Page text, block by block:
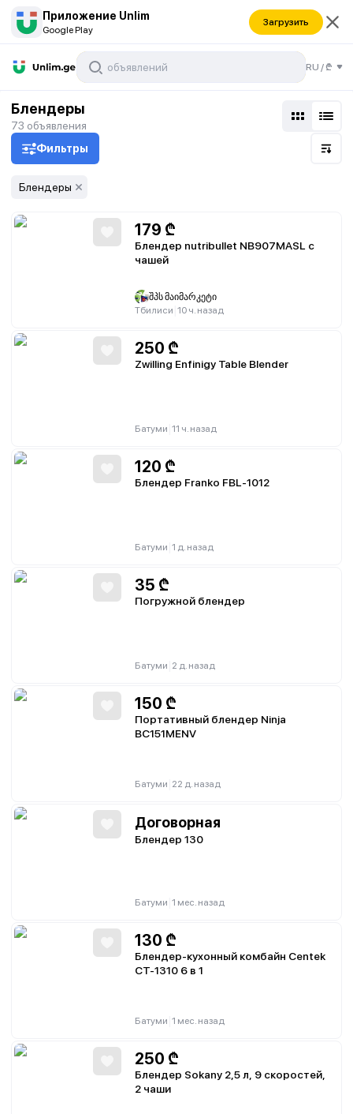
Приложение Unlim
Google Play
Загрузить
RU /₾
Блендеры
73 объявления
Фильтры
Блендеры
179 ₾
Блендер nutribullet NB907MASL с
чашей
შპს მაიმარკეტი
Тбилиси 10 ч. назад
250 ₾
Zwilling Enfinigy Table Blender
Батуми 11 ч. назад
120 ₾
Блендер Franko FBL-1012
Батуми 1 д. назад
35 ₾
Погружной блендер
Батуми 2 д. назад
150 ₾
Портативный блендер Ninja
BC151MENV
Батуми 22 д. назад
Договорная
Блендер 130
Батуми 1 мес. назад
130 ₾
Блендер-кухонный комбайн Centek
CT-1310 6 в 1
Батуми 1 мес. назад
250 ₾
Блендер Sokany 2,5 л, 9 скоростей,
2 чаши